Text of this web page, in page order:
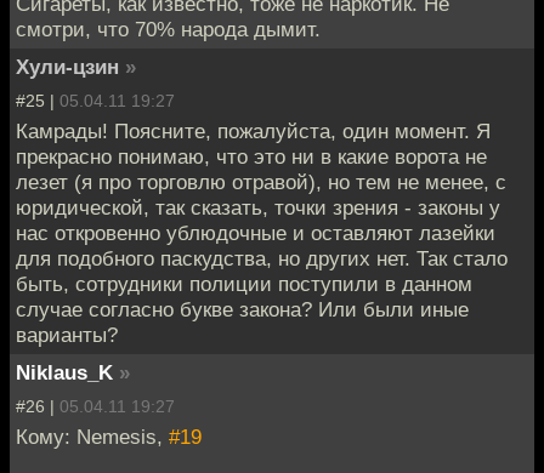
смотри, что 70% народа дымит.
Хули-цзин »
#25 | 05.04.11 19:27
Камрады! Поясните, пожалуйста, один момент. Я
прекрасно понимаю, что это ни в какие ворота не
лезет (я про торговлю отравой), но тем не менее, с
юридической, так сказать, точки зрения - законы у
нас откровенно ублюдочные и оставляют лазейки
для подобного паскудства, но других нет. Так стало
быть, сотрудники полиции поступили в данном
случае согласно букве закона? Или были иные
варианты?
Niklaus_K »
#26 | 05.04.11 19:27
Кому: Nemesis, #19